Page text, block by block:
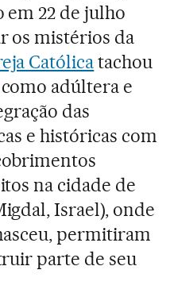
22 de julho
os mistérios da
Católicatachou
adúltera e
das
e históricas com
na cidade de
Israel), onde
permitiram
parte de seu